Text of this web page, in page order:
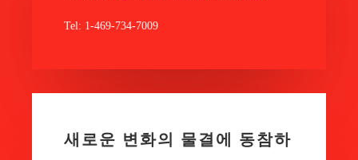
Tel: 1-469-734-7009
새로운 변화의 물결에 동참하